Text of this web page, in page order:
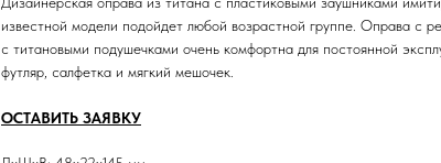
известной модели подойдет любой возрастной группе. Оправа с
с титановыми подушечками очень комфортна для постоянной
футляр, салфетка и мягкий мешочек.
ОСТАВИТЬ ЗАЯВКУ